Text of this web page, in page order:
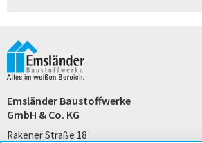
Emsländer Baustoffwerke
GmbH & Co. KG
Rakener Straße 18